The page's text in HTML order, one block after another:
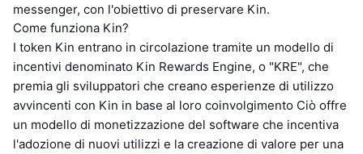
messenger, con l'obiettivo di preservare Kin.
Come funziona Kin?
I token Kin entrano in circolazione tramite un modello di
incentivi denominato Kin Rewards Engine, o "KRE", che
premia gli sviluppatori che creano esperienze di utilizzo
avvincenti con Kin in base al loro coinvolgimento Ciò offre
un modello di monetizzazione del software che incentiva
l'adozione di nuovi utilizzi e la creazione di valore per una